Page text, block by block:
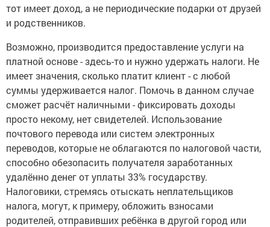
тот имеет доход, а не периодические подарки от друзей
и родственников.
Возможно, производится предоставление услуги на
платной основе - здесь-то и нужно удержать налоги. Не
имеет значения, сколько платит клиент - с любой
суммы удерживается налог. Помочь в данном случае
сможет расчёт наличными - фиксировать доходы
просто некому, нет свидетелей. Использование
почтового перевода или систем электронных
переводов, которые не облагаются по налоговой части,
способно обезопасить получателя заработанных
удалённо денег от уплаты 33% государству.
Налоговики, стремясь отыскать неплательщиков
налога, могут, к примеру, обложить взносами
родителей, отправивших ребёнка в другой город или